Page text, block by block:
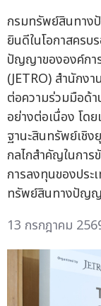
กรมทรัพย์สินทาง
ยินดีในโอกาสคร
ปัญญาขององค์กา
(JETRO) สำนักง
ต่อความร่วมมือด้
อย่างต่อเนื่อง โด
ฐานะสินทรัพย์เชิ
กลไกสำคัญในการ
การลงทุนของปร
ทรัพย์สินทางปัญญ
13 กรกฎาคม